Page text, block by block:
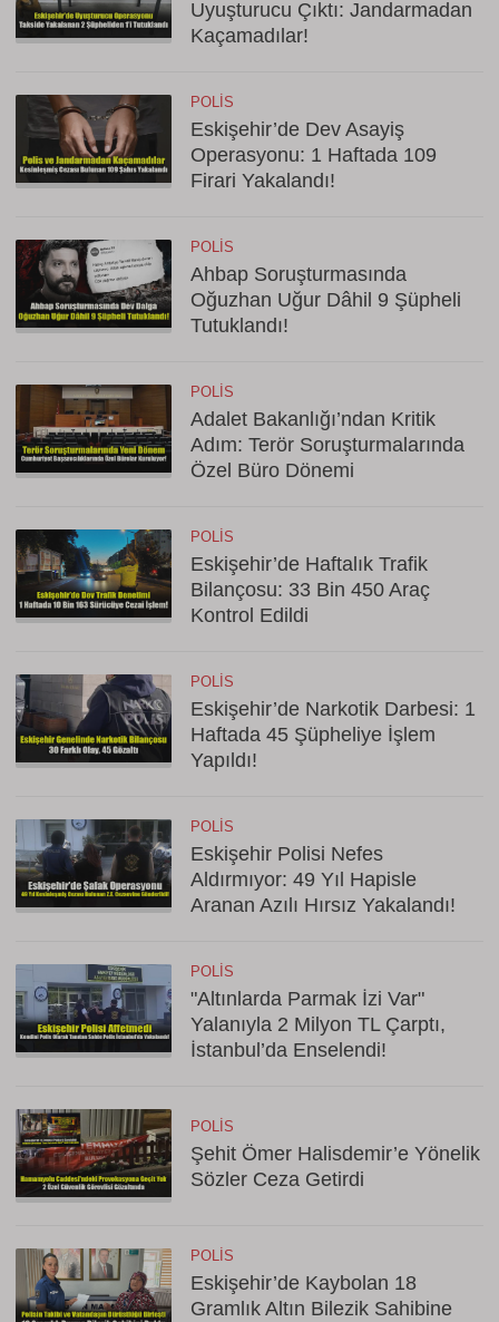
Uyuşturucu Çıktı: Jandarmadan
Kaçamadılar!
POLIS
Eskişehir’de Dev Asayiş
Operasyonu: 1 Haftada 109
Firari Yakalandı!
POLIS
Ahbap Soruşturmasında
Oğuzhan Uğur Dâhil 9 Şüpheli
Tutuklandı!
POLIS
Adalet Bakanlığı’ndan Kritik
Adım: Terör Soruşturmalarında
Özel Büro Dönemi
POLIS
Eskişehir’de Haftalık Trafik
Bilançosu: 33 Bin 450 Araç
Kontrol Edildi
POLIS
Eskişehir’de Narkotik Darbesi: 1
Haftada 45 Şüpheliye İşlem
Yapıldı!
POLIS
Eskişehir Polisi Nefes
Aldırmıyor: 49 Yıl Hapisle
Aranan Azılı Hırsız Yakalandı!
POLIS
"Altınlarda Parmak İzi Var"
Yalanıyla 2 Milyon TL Çarptı,
İstanbul’da Enselendi!
POLIS
Şehit Ömer Halisdemir’e Yönelik
Sözler Ceza Getirdi
POLIS
Eskişehir’de Kaybolan 18
Gramlık Altın Bilezik Sahibine